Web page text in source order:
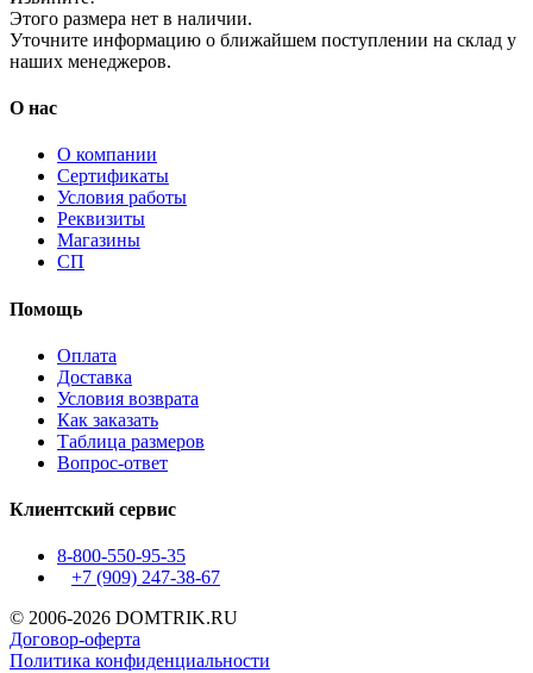
Этого размера нет в наличии.
Уточните информацию о ближайшем поступлении на склад у
наших менеджеров.
О нас
О компании
Сертификаты
Условия работы
Реквизиты
Магазины
СП
Помощь
Оплата
Доставка
Условия возврата
Как заказать
Таблица размеров
Вопрос-ответ
Клиентский сервис
8-800-550-95-35
+7 (909) 247-38-67
© 2006-2026 DOMTRIK.RU
Договор-оферта
Политика конфиденциальности